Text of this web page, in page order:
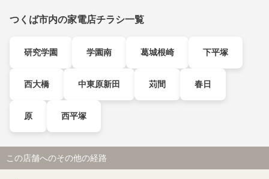
つくば市内の家電店チラシ一覧
研究学園 学園南 葛城根崎 下平塚
西大橋 中東原新田 苅間 春日
原 西平塚
この店舗へのその他の経路